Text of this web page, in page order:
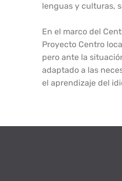
lenguas y culturas,
En el marco del
Proyecto Centro
pero ante la
adaptado a las
el aprendizaje del